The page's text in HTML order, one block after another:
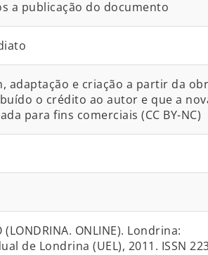
a publicação do documento
adaptação e criação a partir da
o crédito ao autor e que a
para fins comerciais (CC BY-NC)
(LONDRINA. ONLINE). Londrina:
de Londrina (UEL), 2011. ISSN